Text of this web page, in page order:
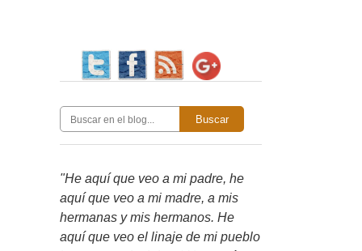
Buscar
"He aquí que veo a mi padre, he
aquí que veo a mi madre, a mis
hermanas y mis hermanos. He
aquí que veo el linaje de mi pueblo